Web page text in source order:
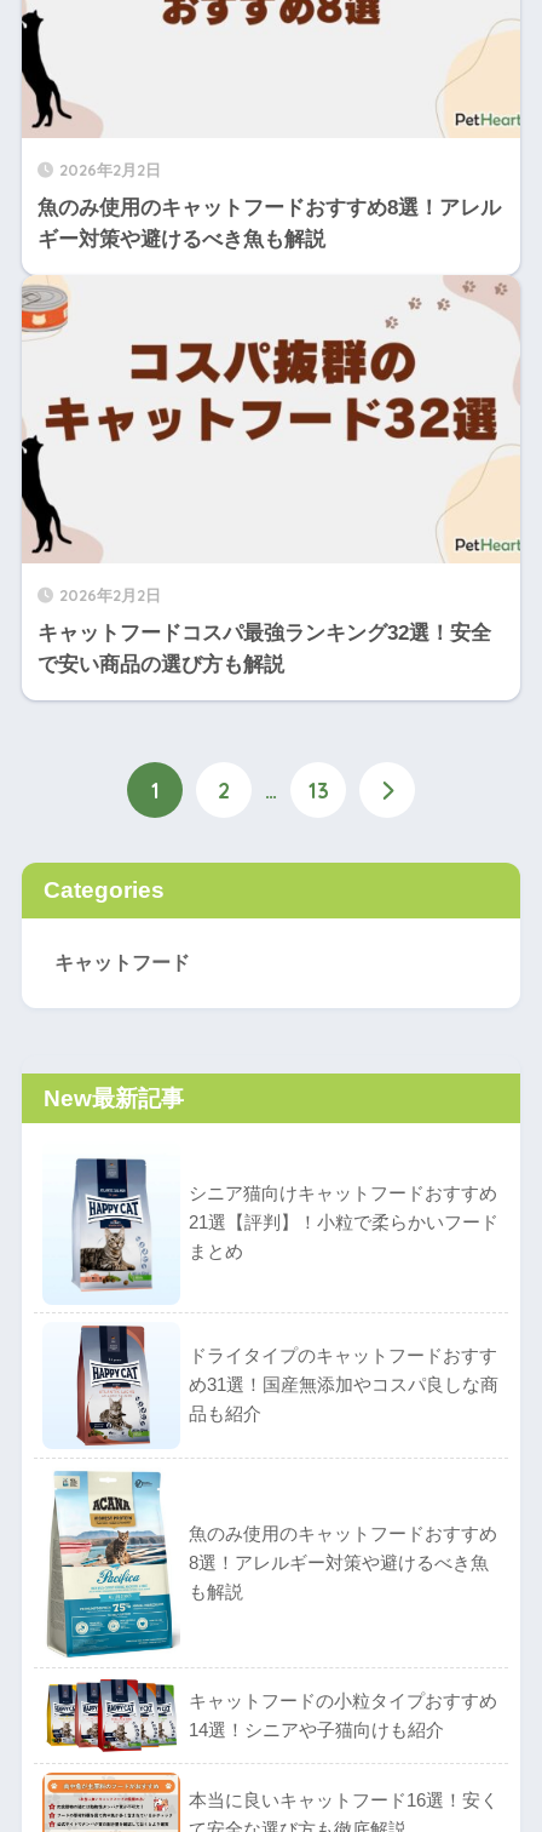
2026年2月2日
魚のみ使用のキャットフードおすすめ8選！アレル
ギー対策や避けるべき魚も解説
2026年2月2日
キャットフードコスパ最強ランキング32選！安全
で安い商品の選び方も解説
1 2 … 13
Categories
キャットフード
New最新記事
シニア猫向けキャットフードおすすめ
21選【評判】！小粒で柔らかいフード
まとめ
ドライタイプのキャットフードおすす
め31選！国産無添加やコスパ良しな商
品も紹介
魚のみ使用のキャットフードおすすめ
8選！アレルギー対策や避けるべき魚
も解説
キャットフードの小粒タイプおすすめ
14選！シニアや子猫向けも紹介
本当に良いキャットフード16選！安く